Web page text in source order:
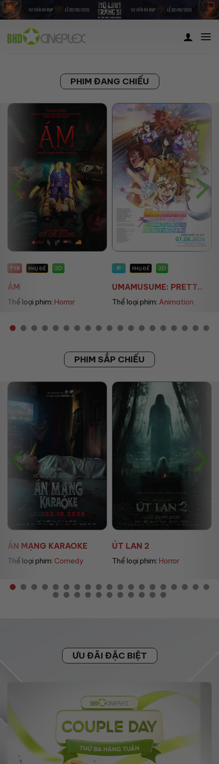
Skip
to
content
PHIM ĐANG CHIẾU
P PHỤ ĐỀ 2D
UMAMUSUME: PRETT...
Thể loại phim:Animation
P PHỤ ĐỀ/LỒNG TIẾNG
THE LAND OF SOME...
Thể loại phim:Animation
PHIM SẮP CHIẾU
ÚT LAN 2
Thể loại phim:Horror
MẸ MÌN
Thể loại phim:Drama
ƯU ĐÃI ĐẶC BIỆT